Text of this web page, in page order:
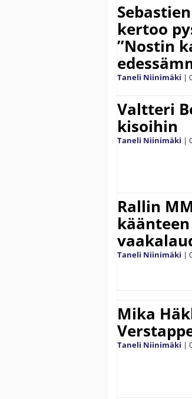
kertoo
”Nostin
Taneli Niinimäki |
Valtteri
kisoihin
Taneli Niinimäki |
Rallin
Taneli Niinimäki |
Mika
Taneli Niinimäki |